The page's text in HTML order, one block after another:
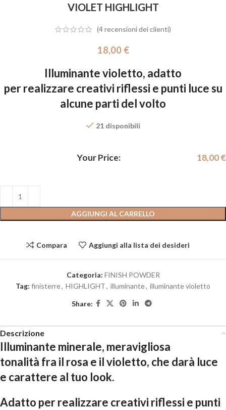
VIOLET HIGHLIGHT
(4recensioni dei clienti)
18,00 €
Illuminante violetto, adatto
per realizzare creativi riflessi e punti luce su
alcune parti del volto
21 disponibili
Your Price: 18,00€
AGGIUNGI AL CARRELLO
Compara Aggiungi alla lista dei desideri
Categoria: FINISH POWDER
Tag: finisterre, HIGHLIGHT, illuminante, illuminante violetto
Share:
Descrizione
Illuminante minerale, meravigliosa
tonalità fra il rosa e il violetto, che darà luce
e carattere al tuo look.
Adatto per realizzare creativi riflessi e punti